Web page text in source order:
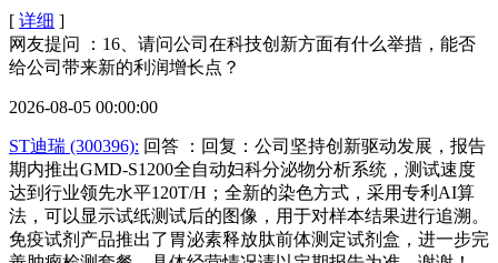
[ 详细 ]
网友提问 ：16、请问公司在科技创新方面有什么举措，能否
给公司带来新的利润增长点？
2026-08-05 00:00:00
ST迪瑞 (300396): 回答 ：回复：公司坚持创新驱动发展，报告
期内推出GMD-S1200全自动妇科分泌物分析系统，测试速度
达到行业领先水平120T/H；全新的染色方式，采用专利AI算
法，可以显示试纸测试后的图像，用于对样本结果进行追溯。
免疫试剂产品推出了胃泌素释放肽前体测定试剂盒，进一步完